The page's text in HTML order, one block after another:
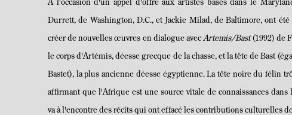
À l'occasion d'un appel d'offre aux artistes basés dans le
Durrett, de Washington, D.C., et Jackie Milad, de Baltimore, ont
créer de nouvelles œuvres en dialogue avec Artemis/Bast(1992) de
le corps d'Artémis, déesse grecque de la chasse, et la tête de Bast
Bastet), la plus ancienne déesse égyptienne. La tête noire du félin
affirmant que l'Afrique est une source vitale de connaissances
va à l'encontre des récits qui ont effacé les contributions culturelles